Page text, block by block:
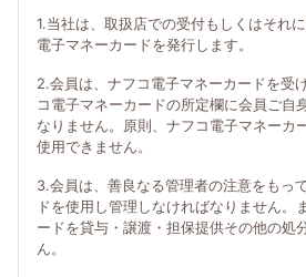
1.当社は、取扱店での受付もしくはそれ
電子マネーカードを発行します。
2.会員は、ナフコ電子マネーカードを受
コ電子マネーカードの所定欄に会員ご自
なりません。原則、ナフコ電子マネーカ
使用できません。
3.会員は、善良なる管理者の注意をもっ
ドを使用し管理しなければなりません。
ードを貸与・譲渡・担保提供その他の処
ん。